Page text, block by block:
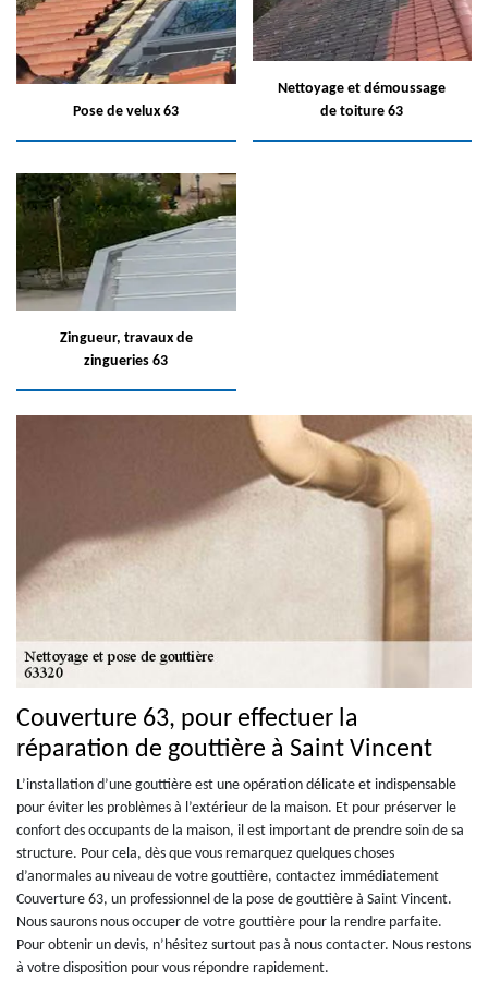
Pose de velux 63
Nettoyage et démoussage
de toiture 63
Zingueur, travaux de
zingueries 63
Couverture 63, pour effectuer la
réparation de gouttière à Saint Vincent
L’installation d’une gouttière est une opération délicate et indispensable
pour éviter les problèmes à l’extérieur de la maison. Et pour préserver le
confort des occupants de la maison, il est important de prendre soin de sa
structure. Pour cela, dès que vous remarquez quelques choses
d’anormales au niveau de votre gouttière, contactez immédiatement
Couverture 63, un professionnel de la pose de gouttière à Saint Vincent.
Nous saurons nous occuper de votre gouttière pour la rendre parfaite.
Pour obtenir un devis, n’hésitez surtout pas à nous contacter. Nous restons
à votre disposition pour vous répondre rapidement.